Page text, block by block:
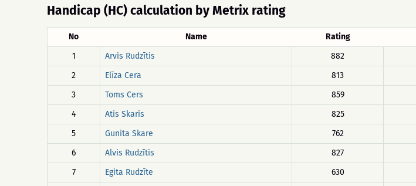
Handicap (HC) calculation by Metrix rating
No Name Rating
1
Arvis Rudzītis 882
2
Elīza Cera 813
3
Toms Cers 859
4
Atis Skaris 825
5
Gunita Skare 762
6
Alvis Rudzītis 827
7
Egita Rudzīte 630